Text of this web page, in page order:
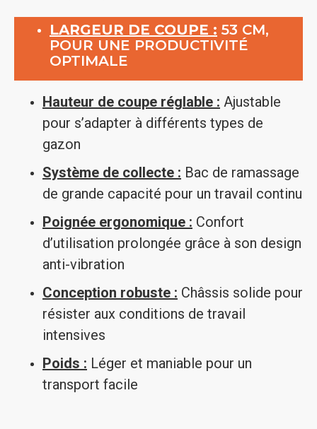
LARGEUR DE COUPE : 53 CM,
POUR UNE PRODUCTIVITÉ
OPTIMALE
Hauteur de coupe réglable : Ajustable
pour s’adapter à différents types de
gazon
Système de collecte : Bac de ramassage
de grande capacité pour un travail continu
Poignée ergonomique : Confort
d’utilisation prolongée grâce à son design
anti-vibration
Conception robuste : Châssis solide pour
résister aux conditions de travail
intensives
Poids : Léger et maniable pour un
transport facile